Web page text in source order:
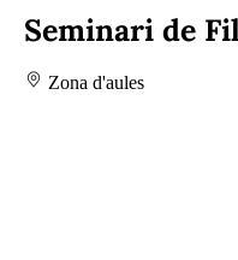
Seminari de
Zona d'aules